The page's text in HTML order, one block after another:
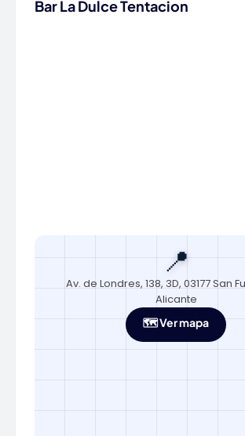
Bar La Dulce Tentacion
📍
Av. de Londres, 138, 3D, 03177 San
Alicante
🗺️ Ver mapa